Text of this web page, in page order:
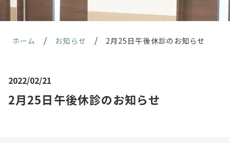
ホーム / お知らせ / 2月25日午後休診のお知らせ
2022/02/21
2月25日午後休診のお知らせ